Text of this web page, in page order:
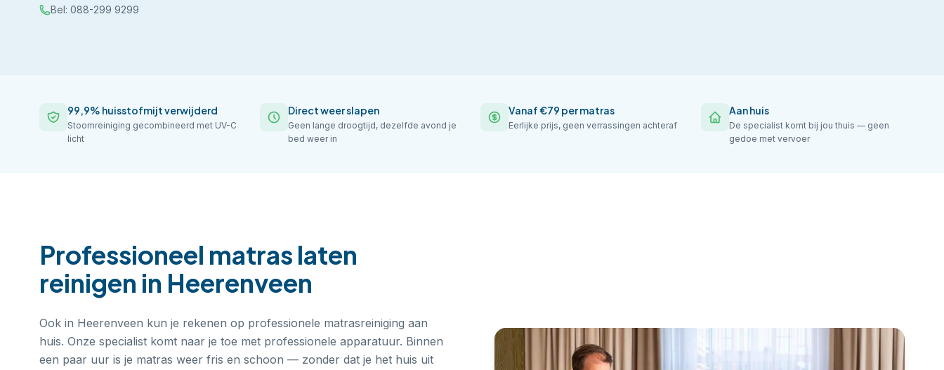
Bel: 088-299 9299
99,9% huisstofmijt verwijderd
Stoomreiniging gecombineerd met UV-C
licht
Direct weer slapen
Geen lange droogtijd, dezelfde avond je
bed weer in
Vanaf €79 per matras
Eerlijke prijs, geen verrassingen achteraf
Aan huis
De specialist komt bij jou thuis — geen
gedoe met vervoer
Professioneel matras laten
reinigen in Heerenveen
Ook in Heerenveen kun je rekenen op professionele matrasreiniging aan
huis. Onze specialist komt naar je toe met professionele apparatuur. Binnen
een paar uur is je matras weer fris en schoon — zonder dat je het huis uit